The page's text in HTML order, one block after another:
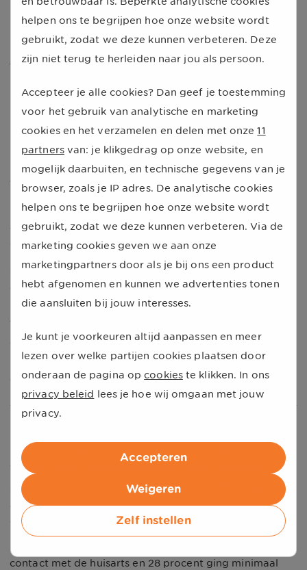
Tip van onze expert
Heb je geen apotheek dicht bij jou in de buurt? Via de
online apotheek regel je alles rondom je medicijnen zelf.
gratis bij jou thuis. Zo hoef je niet op en neer naar een
fysieke apotheek.
Nienke Wuits -expert in zorgverzekeringen
Gemiddelde afstand naar zorgverlener groeit
wel
De meeste Nederlanders hoeven voor een bezoek aan
een huisarts, apotheek of fysiotherapeut niet ver weg.
Toch groeit de gemiddelde afstand naar deze
zorgverleners wel, als je kijkt naar heel Nederland. In
2013 was de gemiddelde afstand naar een huisarts 0,9
km; in 2023 is deze gemiddelde afstand gegroeid naar
1,1 km (volgens voorlopige cijfers). Ook kan de
gemiddelde Nederlander uit minder huisartsen kiezen
binnen een straal van 1, 3 of 5 km. Dit blijkt uit gegevens
van het Centraal Bureau voor de Statistiek (CBS).
Eerstelijnszorg is vaak dichtbij
De huisarts, fysiotherapeut en apotheek zijn
voorbeelden van
zonder verwijzing van een specialist, naartoe kunt met
een vraag, klacht of probleem rondom je gezondheid.
Van deze typen zorg maken Nederlanders dan ook het
contact met de huisarts en 28 procent ging minimaal
helpen ons te begrijpen hoe onze website wordt
gebruikt, zodat we deze kunnen verbeteren. Deze
zijn niet terug te herleiden naar jou als persoon.
Accepteer je alle cookies? Dan geef je toestemming
voor het gebruik van analytische en marketing
cookies en het verzamelen en delen met onze 11
partners van: je klikgedrag op onze website, en
mogelijk daarbuiten, en technische gegevens van je
browser, zoals je IP adres. De analytische cookies
helpen ons te begrijpen hoe onze website wordt
gebruikt, zodat we deze kunnen verbeteren. Via de
marketing cookies geven we aan onze
marketingpartners door als je bij ons een product
hebt afgenomen en kunnen we advertenties tonen
die aansluiten bij jouw interesses.
Je kunt je voorkeuren altijd aanpassen en meer
lezen over welke partijen cookies plaatsen door
onderaan de pagina op cookies te klikken. In ons
privacy beleid lees je hoe wij omgaan met jouw
privacy.
Accepteren
Weigeren
Zelf instellen